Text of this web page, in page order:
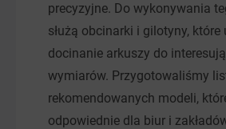
precyzyjne. Do wykonywania
służą obcinarki i gilotyny,
docinanie arkuszy do
wymiarów. Przygotowaliśmy
rekomendowanych modeli,
odpowiednie dla biur i